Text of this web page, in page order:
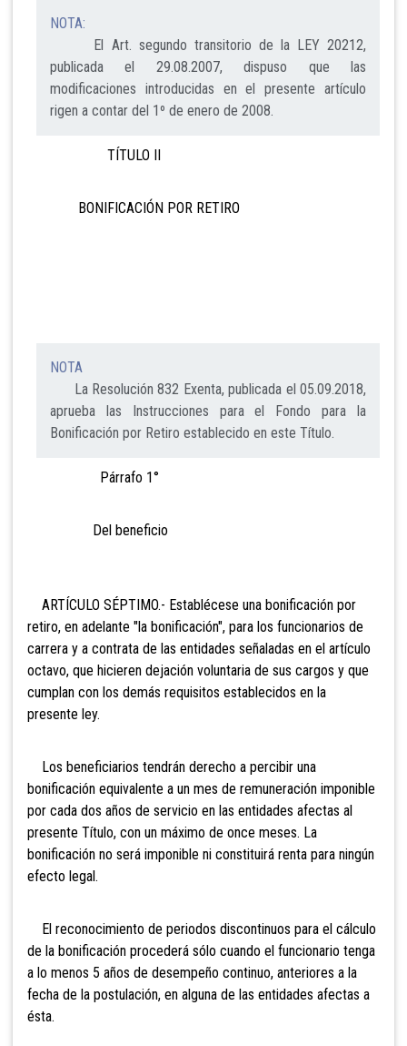
NOTA:
El Art. segundo transitorio de la LEY 20212,
publicada el 29.08.2007, dispuso que las
modificaciones introducidas en el presente artículo
rigen a contar del 1º de enero de 2008.
TÍTULO II
BONIFICACIÓN POR RETIRO
NOTA
La Resolución 832 Exenta, publicada el 05.09.2018,
aprueba las Instrucciones para el Fondo para la
Bonificación por Retiro establecido en este Título.
Párrafo 1°
Del beneficio
ARTÍCULO SÉPTIMO.- Establécese una bonificación por
retiro, en adelante "la bonificación", para los funcionarios de
carrera y a contrata de las entidades señaladas en el artículo
octavo, que hicieren dejación voluntaria de sus cargos y que
cumplan con los demás requisitos establecidos en la
presente ley.
Los beneficiarios tendrán derecho a percibir una
bonificación equivalente a un mes de remuneración imponible
por cada dos años de servicio en las entidades afectas al
presente Título, con un máximo de once meses. La
bonificación no será imponible ni constituirá renta para ningún
efecto legal.
El reconocimiento de periodos discontinuos para el cálculo
de la bonificación procederá sólo cuando el funcionario tenga
a lo menos 5 años de desempeño continuo, anteriores a la
fecha de la postulación, en alguna de las entidades afectas a
ésta.